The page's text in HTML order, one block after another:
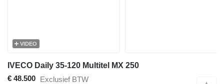
VIDEO
IVECO Daily 35-120 Multitel MX 250
€ 48.500 Exclusief BTW